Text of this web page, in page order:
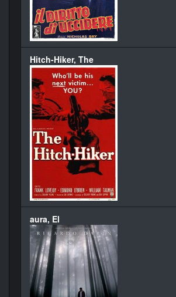
Hitch-Hiker, The
aura, El